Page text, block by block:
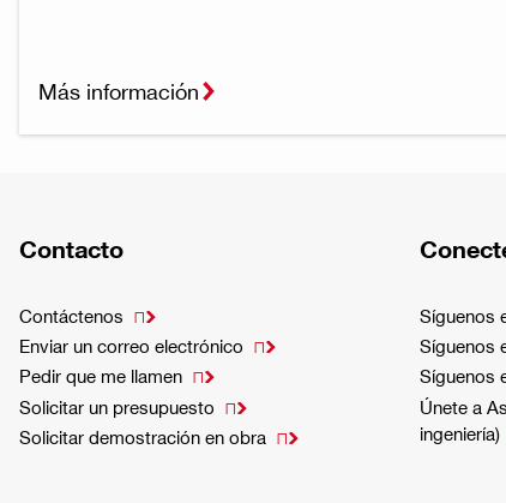
Más información
Contacto
Contáctenos 
Enviar un correo electrónico 
Pedir que me llamen 
Solicitar un presupuesto 
Solicitar demostración en obra 
Síguenos
Síguenos
Síguenos
Únete a
ingeniería)